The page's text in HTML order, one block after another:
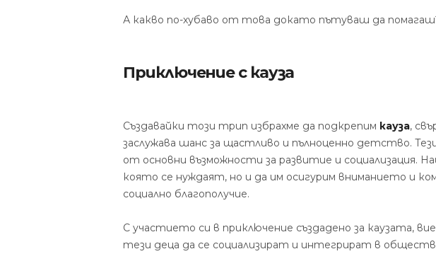
А какво по-хубаво от това докато пътуваш да
Приключение с кауза
Създавайки този трип избрахме да подкрепим кауза,
заслужава шанс за щастливо и пълноценно детство.
от основни възможности за развитие и социализация.
която се нуждаят, но и да им осигурим вниманието и
социално благополучие.
С участието си в приключение създадено за каузата,
тези деца да се социализират и интегрират в